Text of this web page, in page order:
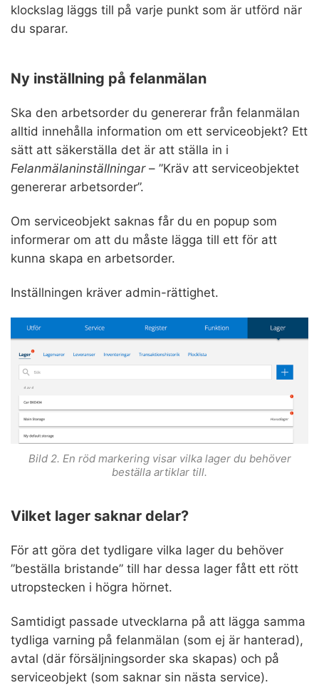
klockslag läggs till på varje punkt som är utförd när
du sparar.
Ny inställning på felanmälan
Ska den arbetsorder du genererar från felanmälan
alltid innehålla information om ett serviceobjekt? Ett
sätt att säkerställa det är att ställa in i
Felanmälaninställningar– ”Kräv att serviceobjektet
genererar arbetsorder”.
Om serviceobjekt saknas får du en popup som
informerar om att du måste lägga till ett för att
kunna skapa en arbetsorder.
Inställningen kräver admin-rättighet.
Bild 2. En röd markering visar vilka lager du behöver
beställa artiklar till.
Vilket lager saknar delar?
För att göra det tydligare vilka lager du behöver
”beställa bristande” till har dessa lager fått ett rött
utropstecken i högra hörnet.
Samtidigt passade utvecklarna på att lägga samma
tydliga varning på felanmälan (som ej är hanterad),
avtal (där försäljningsorder ska skapas) och på
serviceobjekt (som saknar sin nästa service).